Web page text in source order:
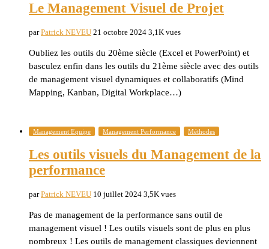
Le Management Visuel de Projet
parPatrick NEVEU 21 octobre 2024 3,1K vues
Oubliez les outils du 20ème siècle (Excel et PowerPoint) et
basculez enfin dans les outils du 21ème siècle avec des outils
de management visuel dynamiques et collaboratifs (Mind
Mapping, Kanban, Digital Workplace…)
Management Equipe Management Performance Méthodes
Les outils visuels du Management de la
performance
parPatrick NEVEU 10 juillet 2024 3,5K vues
Pas de management de la performance sans outil de
management visuel ! Les outils visuels sont de plus en plus
nombreux ! Les outils de management classiques deviennent